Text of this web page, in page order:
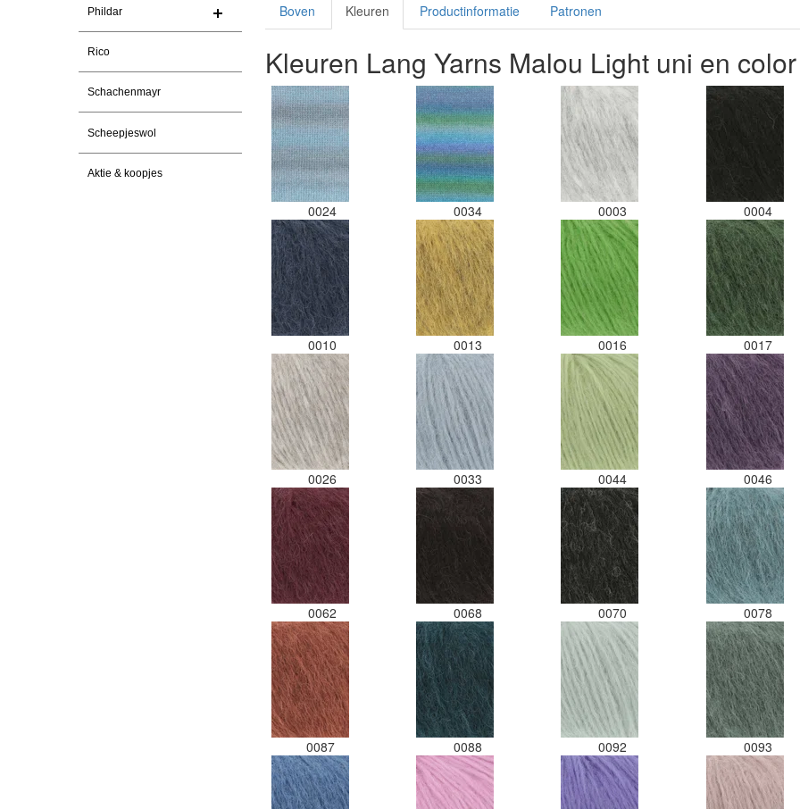
Phildar
Rico
Schachenmayr
Scheepjeswol
Aktie & koopjes
Boven Kleuren Productinformatie Patronen
Kleuren Lang Yarns Malou Light uni en color
0024 0034 0003 0004
0010 0013 0016 0017
0026 0033 0044 0046
0062 0068 0070 0078
0087 0088 0092 0093